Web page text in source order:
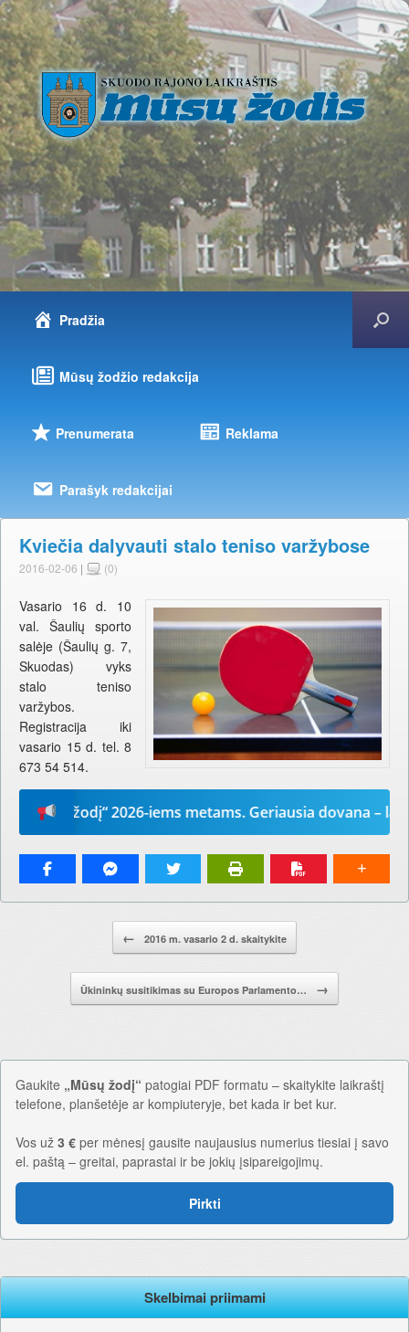
Pradžia
Mūsų žodžio redakcija
Prenumerata Reklama
Parašyk redakcijai
Kviečia dalyvauti stalo teniso varžybose
2016-02-06 | (0)
Vasario 16 d. 10
val. Šaulių sporto
salėje (Šaulių g. 7,
Skuodas) vyks
stalo teniso
varžybos.
Registracija iki
vasario 15 d. tel. 8
673 54 514.
žodį“ 2026-iems metams. Geriausia dovana –
← 2016 m. vasario 2 d. skaitykite
Ūkininkų susitikimas su Europos Parlamento… →
Gaukite „Mūsų žodį“ patogiai PDF formatu – skaitykite laikraštį
telefone, planšetėje ar kompiuteryje, bet kada ir bet kur.
Vos už 3 € per mėnesį gausite naujausius numerius tiesiai į savo
el. paštą – greitai, paprastai ir be jokių įsipareigojimų.
Pirkti
Skelbimai priimami